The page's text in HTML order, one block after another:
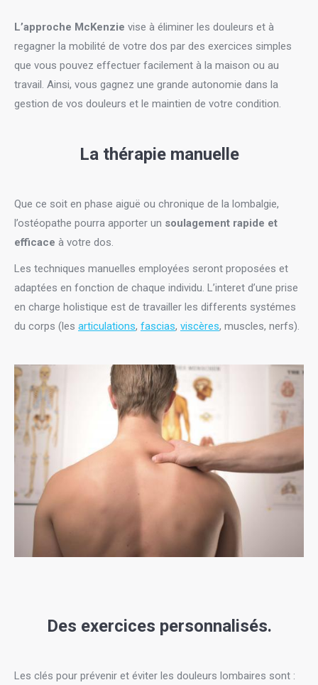
L’approche McKenzie vise à éliminer les douleurs et à
regagner la mobilité de votre dos par des exercices simples
que vous pouvez effectuer facilement à la maison ou au
travail. Ainsi, vous gagnez une grande autonomie dans la
gestion de vos douleurs et le maintien de votre condition.
La thérapie manuelle
Que ce soit en phase aiguë ou chronique de la lombalgie,
l’ostéopathe pourra apporter un soulagement rapide et
efficace à votre dos.
Les techniques manuelles employées seront proposées et
adaptées en fonction de chaque individu. L’interet d’une prise
en charge holistique est de travailler les differents systémes
du corps (les articulations, fascias, viscères, muscles, nerfs).
Des exercices personnalisés.
Les clés pour prévenir et éviter les douleurs lombaires sont :